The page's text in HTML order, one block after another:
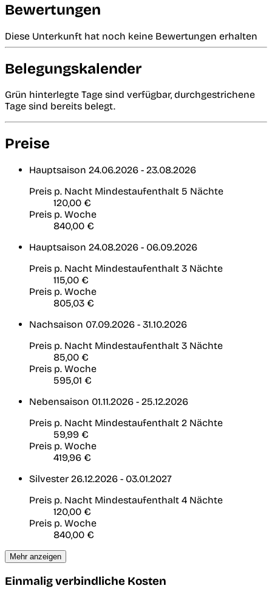
Bewertungen
Diese Unterkunft hat noch keine Bewertungen erhalten
Belegungskalender
Grün hinterlegte Tage sind verfügbar, durchgestrichene
Tage sind bereits belegt.
Preise
Hauptsaison 24.06.2026 - 23.08.2026
Preis p. Nacht Mindestaufenthalt 5 Nächte
120,00 €
Preis p. Woche
840,00 €
Hauptsaison 24.08.2026 - 06.09.2026
Preis p. Nacht Mindestaufenthalt 3 Nächte
115,00 €
Preis p. Woche
805,03 €
Nachsaison 07.09.2026 - 31.10.2026
Preis p. Nacht Mindestaufenthalt 3 Nächte
85,00 €
Preis p. Woche
595,01 €
Nebensaison 01.11.2026 - 25.12.2026
Preis p. Nacht Mindestaufenthalt 2 Nächte
59,99 €
Preis p. Woche
419,96 €
Silvester 26.12.2026 - 03.01.2027
Preis p. Nacht Mindestaufenthalt 4 Nächte
120,00 €
Preis p. Woche
840,00 €
Mehr anzeigen
Einmalig verbindliche Kosten